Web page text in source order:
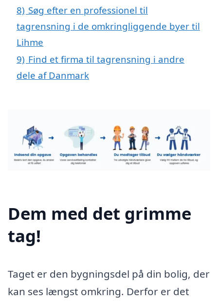
8) Søg efter en professionel til
tagrensning i de omkringliggende byer til
Lihme
9) Find et firma til tagrensning i andre
dele af Danmark
Dem med det grimme
tag!
Taget er den bygningsdel på din bolig, der
kan ses længst omkring. Derfor er det